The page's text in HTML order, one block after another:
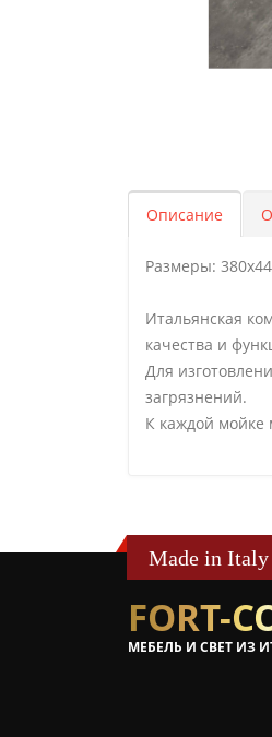
Описание
Размеры:
Итальянская
качества и
Для
загрязнений.
К каждой мойке
Made in Italy
FORT-
МЕБЕЛЬ И СВЕТ ИЗ